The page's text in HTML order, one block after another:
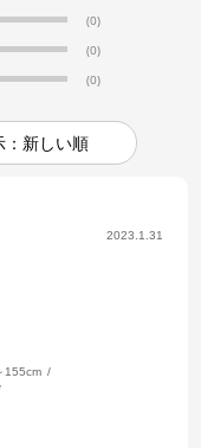
(0)
(0)
(0)
：新しい順
2023.1.31
155cm